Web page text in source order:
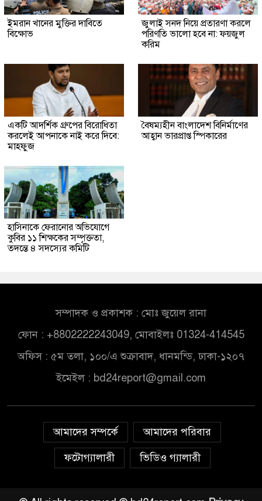
ইমরান খানের মুক্তির দাবিতে
বিক্ষোভ
জুলাই সনদ নিয়ে প্রতারণা করলে
পরিণতি ভালো হবে না: ফয়জুল
করিম
একটি আদর্শিক গ্রুপের বিরোধিতা
করলেই আপনাকে নাই করে দিবে:
মাহফুজ
বৈষম্যহীন বাংলাদেশ বিনির্মাণের
আহ্বান ভারপ্রাপ্ত স্পিকারের
হাসিনাকে ফেরানোর অভিযোগে
কুবির ১১ শিক্ষকের সম্পৃক্ততা,
তদন্তে ৪ সদস্যের কমিটি
সম্পাদক ও প্রকাশক : মোঃ জুয়েল রানা
ফোন : +8802222243049, মোবাইলঃ 01324-414545
অফিস : ৫ম তলা, ১০০/এ শুক্রাবাদ, ধানমন্ডি, ঢাকা-১২০৭
ইমেইল : bd24report@gmail.com
আমাদের সম্পর্কে
আমাদের পরিবার
ফটোগ্যালারী
ভিডিও গ্যালারী